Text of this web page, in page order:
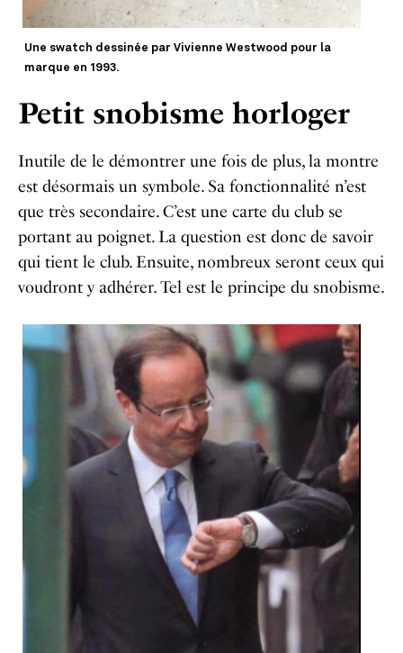
Une swatch dessinée par Vivienne Westwood pour la
marque en 1993.
Petit snobisme horloger
Inutile de le démontrer une fois de plus, la montre
est désormais un symbole. Sa fonctionnalité n’est
que très secondaire. C’est une carte du club se
portant au poignet. La question est donc de savoir
qui tient le club. Ensuite, nombreux seront ceux qui
voudront y adhérer. Tel est le principe du snobisme.